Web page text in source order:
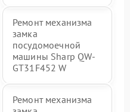
Ремонт механизма
замка
посудомоечной
машины Sharp QW-
GT31F452 W
Ремонт механизма